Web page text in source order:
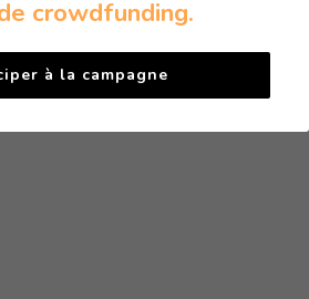
crowdfunding.
à la campagne